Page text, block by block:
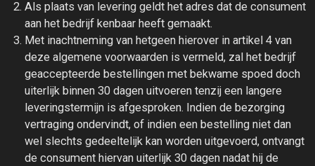
Als plaats van levering geldt het adres dat de consument
aan het bedrijf kenbaar heeft gemaakt.
Met inachtneming van hetgeen hierover in artikel 4 van
deze algemene voorwaarden is vermeld, zal het bedrijf
geaccepteerde bestellingen met bekwame spoed doch
uiterlijk binnen 30 dagen uitvoeren tenzij een langere
leveringstermijn is afgesproken. Indien de bezorging
vertraging ondervindt, of indien een bestelling niet dan
wel slechts gedeeltelijk kan worden uitgevoerd, ontvangt
de consument hiervan uiterlijk 30 dagen nadat hij de